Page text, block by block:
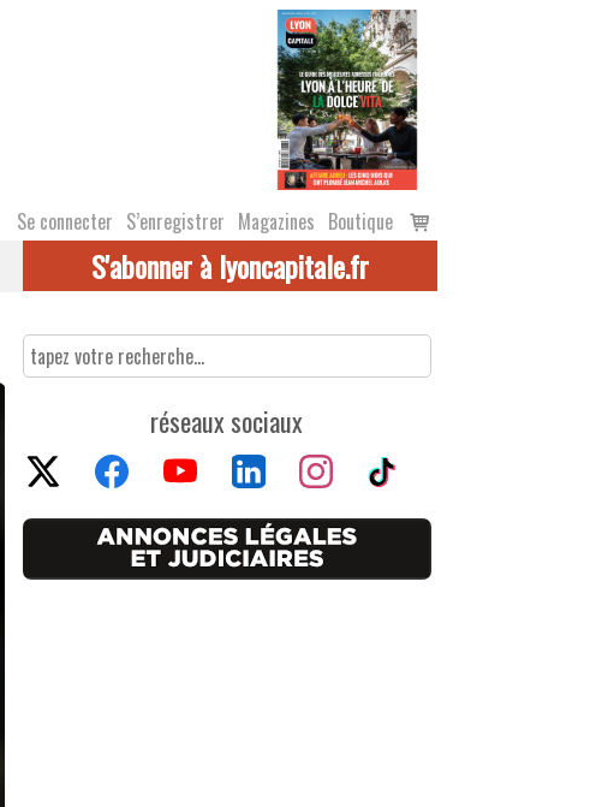
Se connecter S’enregistrer Magazines Boutique
Voir
le
S'abonner à lyoncapitale.fr
réseaux sociaux